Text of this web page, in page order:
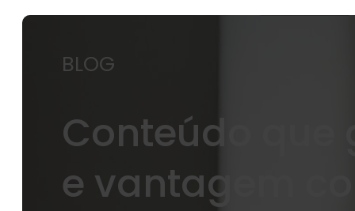
BLOG
Conteúdo
e vantagem